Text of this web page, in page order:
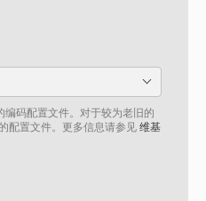
码配置文件。对于较为老旧的
配置文件。更多信息请参见维基